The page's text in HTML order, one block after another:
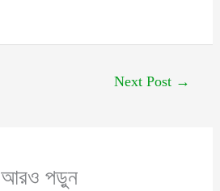
Next Post →
আরও পড়ুন